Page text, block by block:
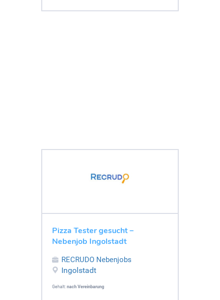
Pizza Tester gesucht –
Nebenjob Ingolstadt
RECRUDO Nebenjobs
Ingolstadt
Gehalt: nach Vereinbarung